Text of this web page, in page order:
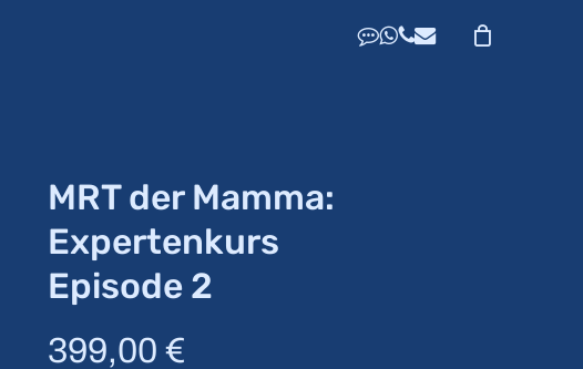
dribbble
whatsapp
phone
email
MRT der Mamma:
Expertenkurs
Episode 2
399,00€